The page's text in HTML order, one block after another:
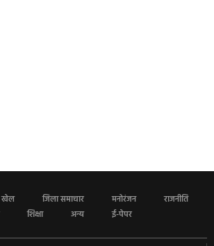
खेल जिला समाचार मनोरंजन
राजनीति
शिक्षा अन्य ई-पेपर